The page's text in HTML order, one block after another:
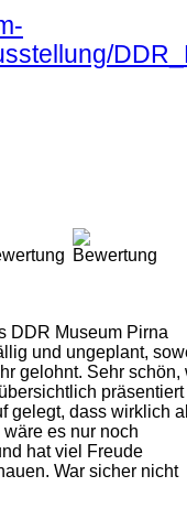
DDR Museum Pirna
und ungeplant,
gelohnt. Sehr schön,
präsentiert
gelegt, dass wirklich
es nur noch
hat viel Freude
War sicher nicht